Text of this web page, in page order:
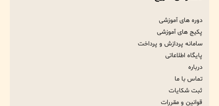
دوره های آموزشی
پکیج های آموزشی
سامانه پردازش و پرداخت
پایگاه اطلاعاتی
درباره
تماس با ما
ثبت شکایات
قوانین و مقررات